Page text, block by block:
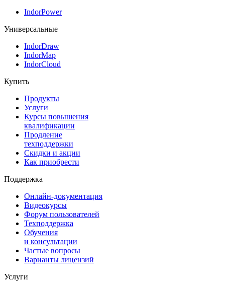
IndorPower
Универсальные
IndorDraw
IndorMap
IndorCloud
Купить
Продукты
Услуги
Курсы повышения
квалификации
Продление
техподдержки
Скидки и акции
Как приобрести
Поддержка
Онлайн-документация
Видеокурсы
Форум пользователей
Техподдержка
Обучения
и консультации
Частые вопросы
Варианты лицензий
Услуги